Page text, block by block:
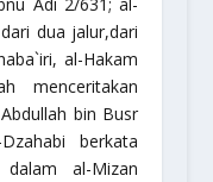
dua jalur,dari
al-Hakam
menceritakan
bin Busr
berkata
dalamal-Mizan